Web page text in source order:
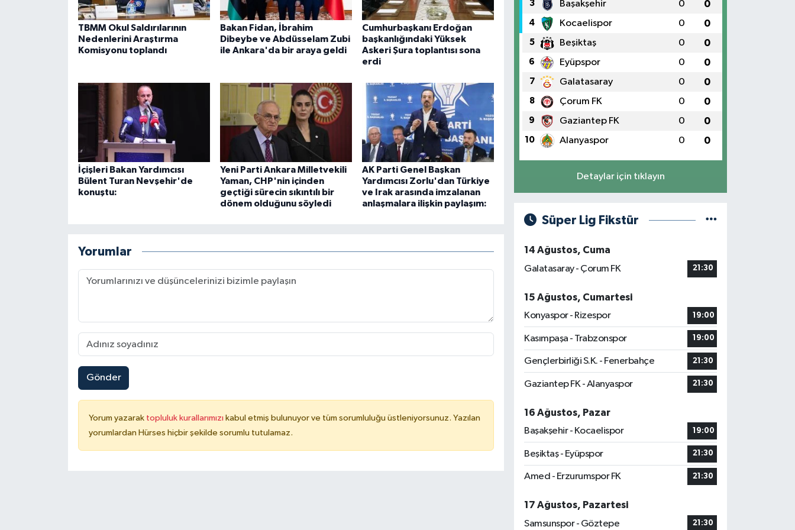
TBMM Okul Saldırılarının
Nedenlerini Araştırma
Komisyonu toplandı
Bakan Fidan, İbrahim
Dibeybe ve Abdüsselam Zubi
ile Ankara'da bir araya geldi
Cumhurbaşkanı Erdoğan
başkanlığındaki Yüksek
Askeri Şura toplantısı sona
erdi
İçişleri Bakan Yardımcısı
Bülent Turan Nevşehir'de
konuştu:
Yeni Parti Ankara Milletvekili
Yaman, CHP'nin içinden
geçtiği sürecin sıkıntılı bir
dönem olduğunu söyledi
AK Parti Genel Başkan
Yardımcısı Zorlu'dan Türkiye
ve Irak arasında imzalanan
anlaşmalara ilişkin paylaşım:
Yorumlar
Gönder
Yorum yazarak topluluk kurallarımızı kabul etmiş bulunuyor ve tüm sorumluluğu üstleniyorsunuz. Yazılan
yorumlardan Hürses hiçbir şekilde sorumlu tutulamaz.
3 Başakşehir 0 0
4 Kocaelispor 0 0
5 Beşiktaş 0 0
6 Eyüpspor 0 0
7 Galatasaray 0 0
8 Çorum FK 0 0
9 Gaziantep FK 0 0
10 Alanyaspor 0 0
Detaylar için tıklayın
Süper Lig Fikstür
14 Ağustos, Cuma
Galatasaray - Çorum FK
21:30
15 Ağustos, Cumartesi
Konyaspor - Rizespor
19:00
Kasımpaşa - Trabzonspor 19:00
Gençlerbirliği S.K. - Fenerbahçe 21:30
Gaziantep FK - Alanyaspor 21:30
16 Ağustos, Pazar
Başakşehir - Kocaelispor
19:00
Beşiktaş - Eyüpspor 21:30
Amed - Erzurumspor FK 21:30
17 Ağustos, Pazartesi
Samsunspor - Göztepe
21:30